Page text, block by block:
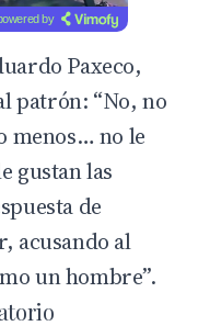
by
Paxeco,
patrón: “No, no
menos… no le
gustan las
de
acusando al
un hombre”.